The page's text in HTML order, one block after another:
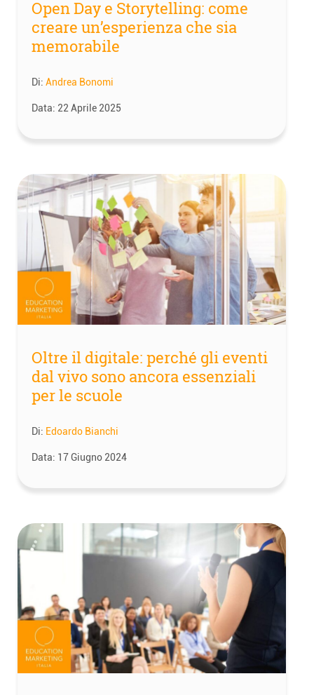
Open Day e Storytelling: come
creare un’esperienza che sia
memorabile
Di: Andrea Bonomi
Data: 22 Aprile 2025
Oltre il digitale: perché gli eventi
dal vivo sono ancora essenziali
per le scuole
Di: Edoardo Bianchi
Data: 17 Giugno 2024